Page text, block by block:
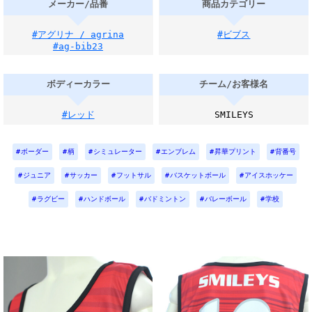
メーカー/品番
#アグリナ / agrina
#ag-bib23
商品カテゴリー
#ビブス
ボディーカラー
#レッド
チーム/お客様名
SMILEYS
ボーダー 柄 シミュレーター エンブレム 昇華プリント 背番号
ジュニア サッカー フットサル バスケットボール アイスホッケー
ラグビー ハンドボール バドミントン バレーボール 学校